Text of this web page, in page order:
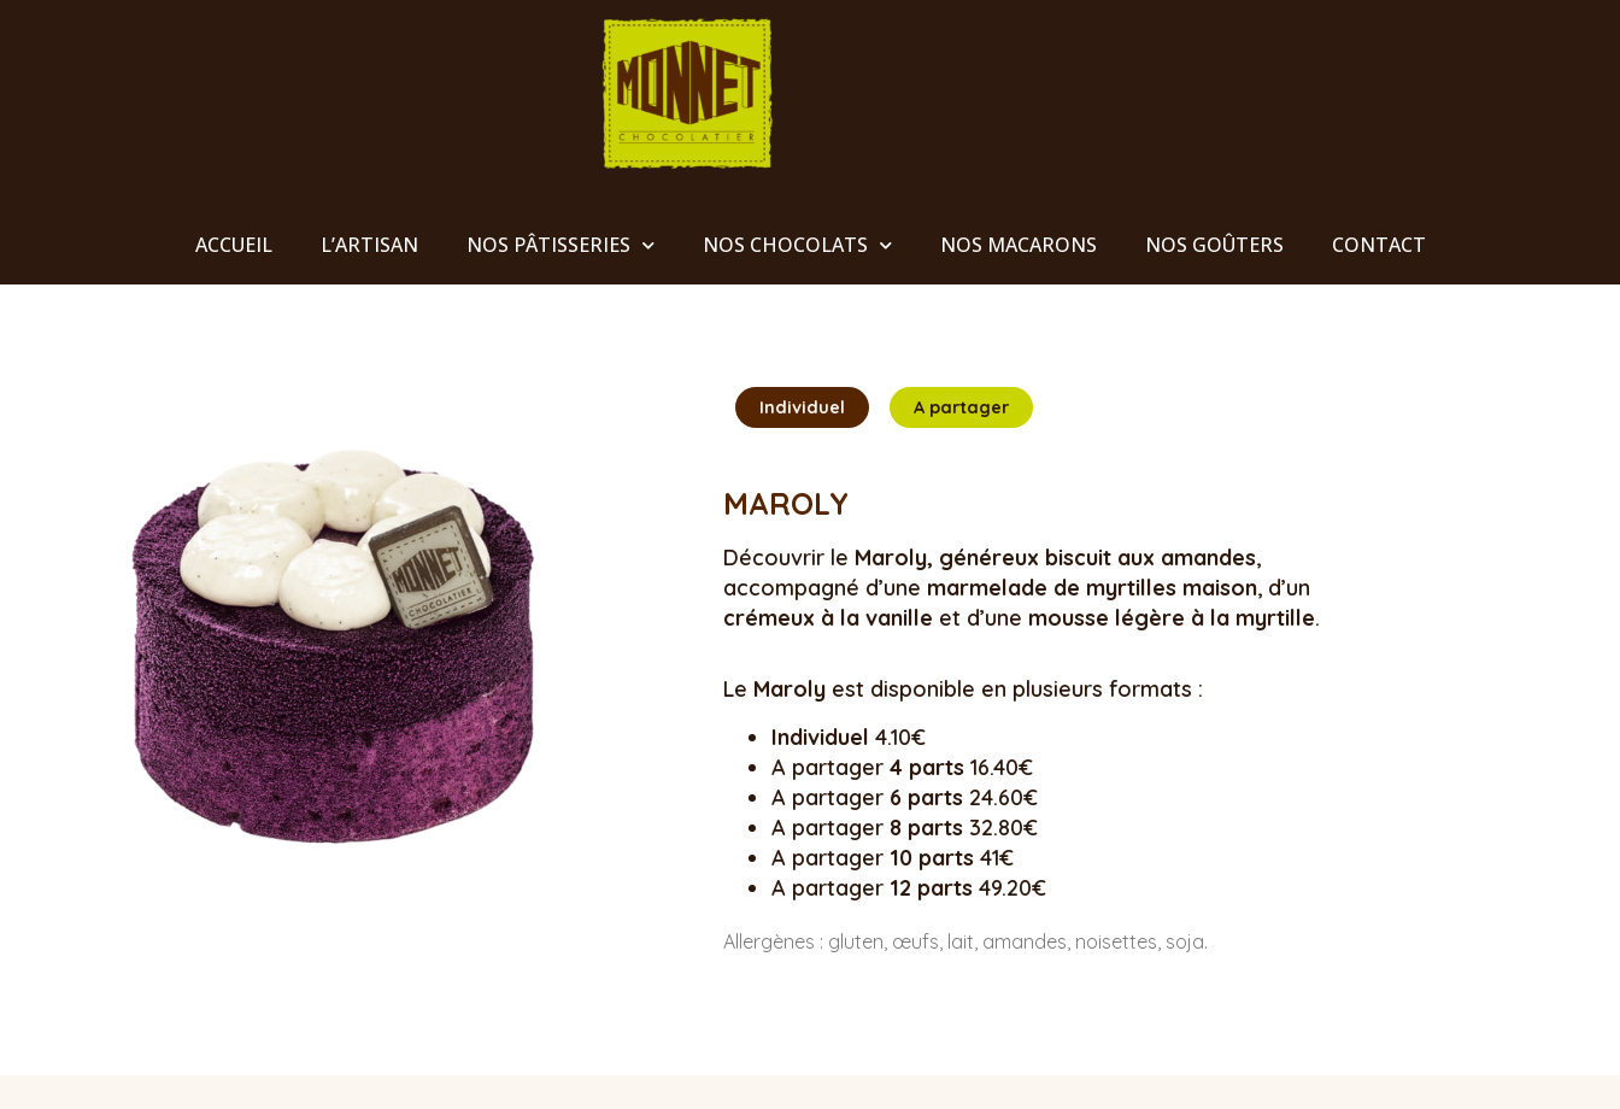
ACCUEIL L’ARTISAN NOS PÂTISSERIES NOS CHOCOLATS NOS MACARONS NOS GOÛTERS CONTACT
Individuel A partager
MAROLY
Découvrir le Maroly, généreux biscuit aux amandes,
accompagné d’une marmelade de myrtilles maison, d’un
crémeux à la vanille et d’une mousse légère à la myrtille.
Le Maroly est disponible en plusieurs formats :
Individuel 4.10€
A partager 4 parts 16.40€
A partager 6 parts 24.60€
A partager 8 parts 32.80€
A partager 10 parts 41€
A partager 12 parts 49.20€
Allergènes : gluten, œufs, lait, amandes, noisettes, soja.